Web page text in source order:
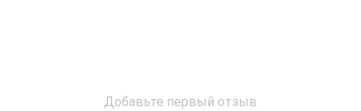
Добавьте первый отзыв